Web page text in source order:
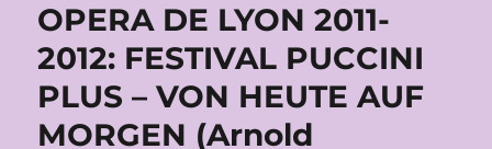
OPERA DE LYON 2011-
2012: FESTIVAL PUCCINI
PLUS – VON HEUTE AUF
MORGEN (Arnold